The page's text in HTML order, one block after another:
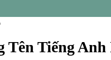
Tên Tiếng